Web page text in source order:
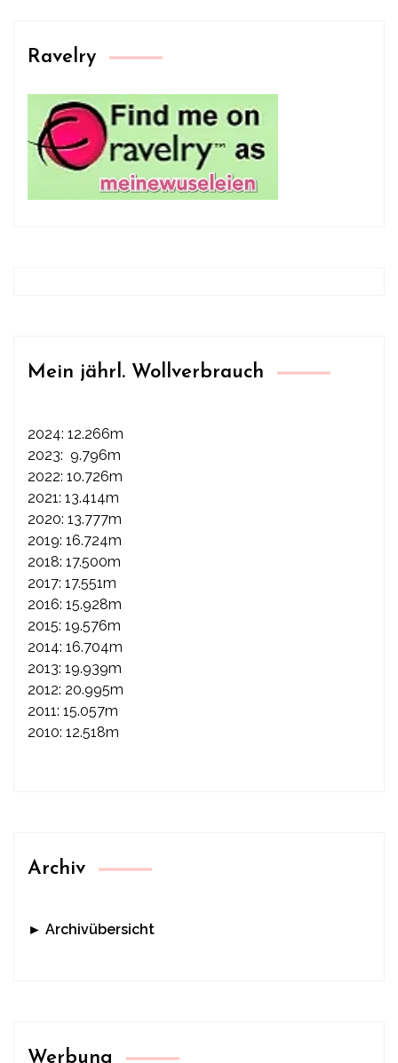
Ravelry
Mein jährl. Wollverbrauch
2024: 12.266m
2023: 9.796m
2022: 10.726m
2021: 13.414m
2020: 13.777m
2019: 16.724m
2018: 17.500m
2017: 17.551m
2016: 15.928m
2015: 19.576m
2014: 16.704m
2013: 19.939m
2012: 20.995m
2011: 15.057m
2010: 12.518m
Archiv
► Archivübersicht
Werbung